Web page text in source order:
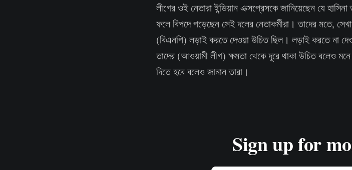
লীগের ওই নেতারা ইন্ডিয়ান এক্সপ্রেসকে জানিয়েছেন যে
ফলে বিপদে পড়েছেন সেই দলের নেতাকর্মীরা। তাদের মতে,
(বিএনপি) লড়াই করতে দেওয়া উচিত ছিল। লড়াই করতে না
তাদের (আওয়ামী লীগ) ক্ষমতা থেকে দূরে থাকা উচিত বলেও
দিতে হবে বলেও জানান তারা।
Sign up for